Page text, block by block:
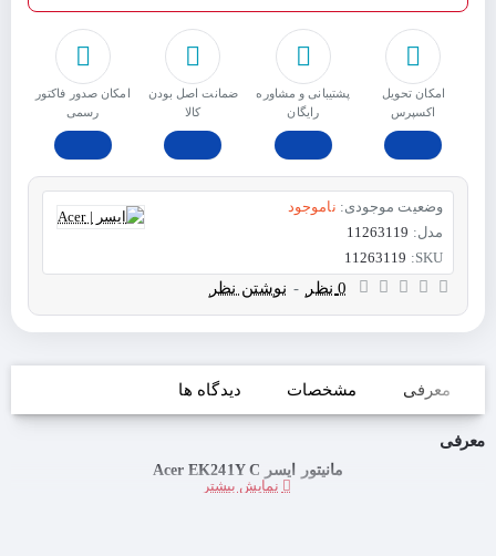
امکان تحویل
اکسپرس
پشتیبانی و مشاوره
رایگان
ﺿﻤﺎﻧﺖ اﺻﻞ ﺑﻮدن
ﮐﺎﻟﺎ
امکان صدور فاکتور
رسمی
وضعیت موجودی: ناموجود
مدل: 11263119
SKU:
11263119
0 نظر - نوشتن نظر
معرفی مشخصات دیدگاه ها
معرفی
مانیتور ایسر Acer EK241Y C